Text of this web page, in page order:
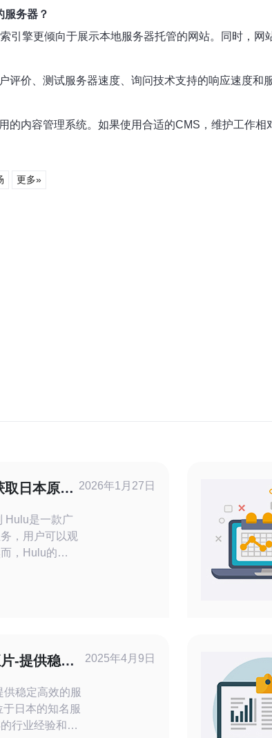
服务器？
引擎更倾向于展示本地服务器托管的网站。同时，网
价、测试服务器速度、询问技术支持的响应速度和
内容管理系统。如果使用合适的CMS，维护工作相
更多»
日本原生
，用户可以观
，Hulu的内
2026年1月27日
-提供稳定
供稳定高效的服
行业经验和专
2025年4月9日